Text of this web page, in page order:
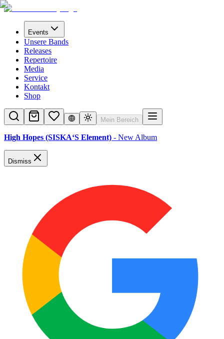
Events
Unsere Bands
Releases
Repertoire
Media
Service
Kontakt
Shop
Mein Bereich
High Hopes (SISKA‘S Element) - New Album
Dismiss